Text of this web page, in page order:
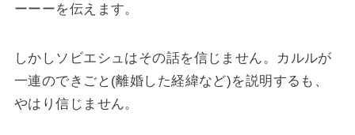
ーーーを伝えます。
しかしソビエシュはその話を信じません。カルルが
一連のできごと(離婚した経緯など)を説明するも、
やはり信じません。